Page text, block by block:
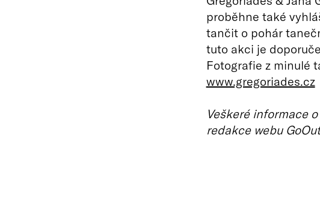
proběhne také
tančit o pohár
tuto akci je
Fotografie z minulé
www.gregoriades.cz
Veškeré informace
redakce webu